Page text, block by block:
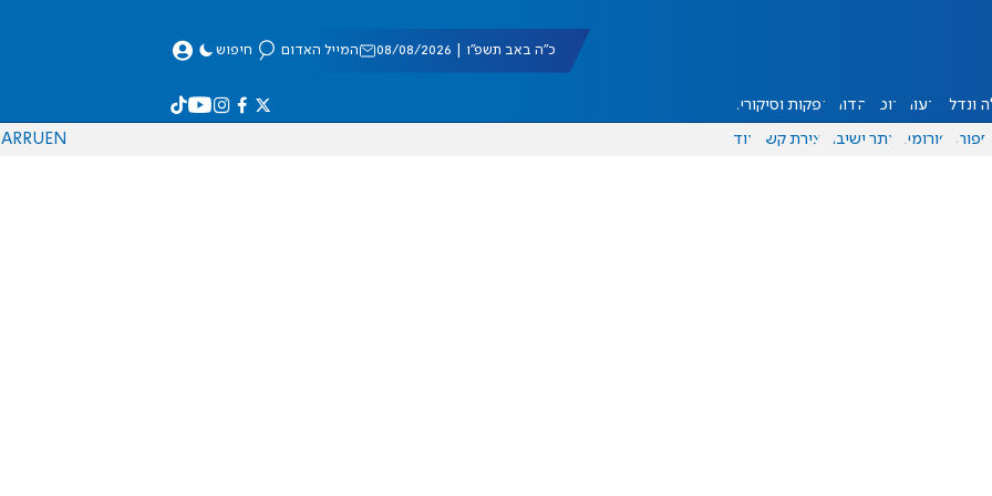
כ"ה באב תשפ"ו | 08/08/2026 המייל האדום חיפוש
ונדל"ן דעות אוכל יהדות הפקות וסיקורים
ספורט פורומים אתר ישיבה יצירת קשר עוד EN
RU
AR